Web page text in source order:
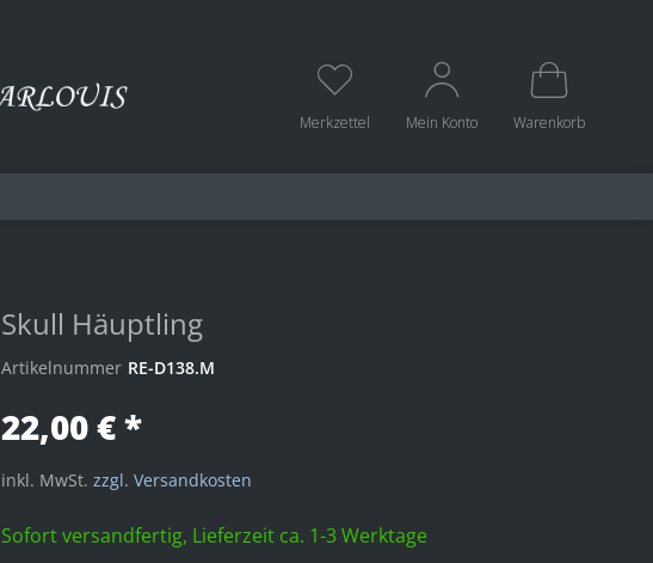
Merkzettel Mein Konto Warenkorb
Skull Häuptling
Artikelnummer RE-D138.M
22,00 € *
inkl. MwSt. zzgl. Versandkosten
Sofort versandfertig, Lieferzeit ca. 1-3 Werktage